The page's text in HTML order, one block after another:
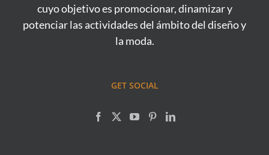
cuyo objetivo es promocionar, dinamizar y
potenciar las actividades del ámbito del diseño y
la moda.
GET SOCIAL